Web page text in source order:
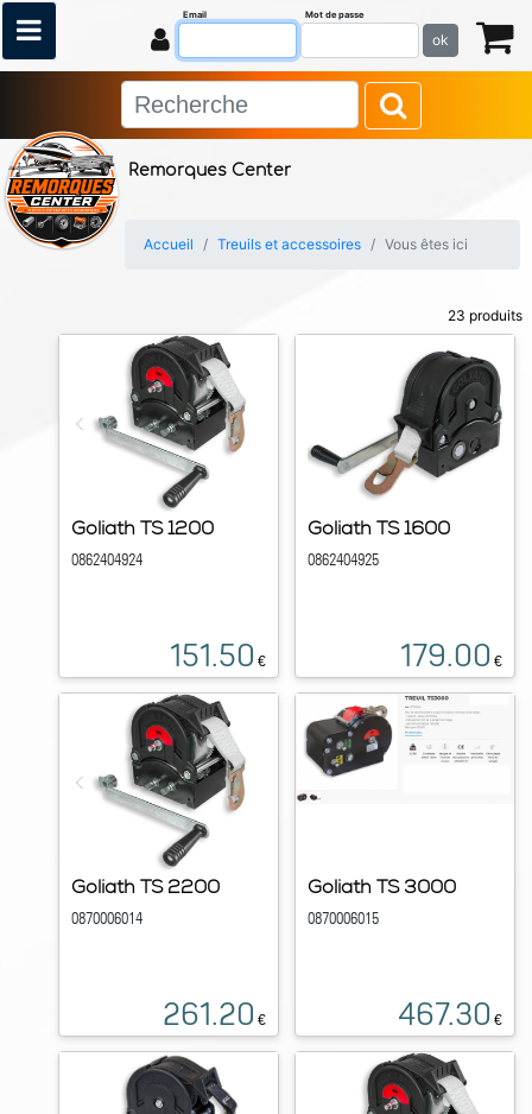
Remorques Center
Email Mot de passe
ok
Accueil Treuils et accessoires Vous êtes ici
23 produits
Goliath TS 1200
0862404924
151.50 €
Goliath TS 1600
0862404925
179.00 €
Goliath TS 2200
0870006014
261.20 €
Goliath TS 3000
0870006015
467.30 €